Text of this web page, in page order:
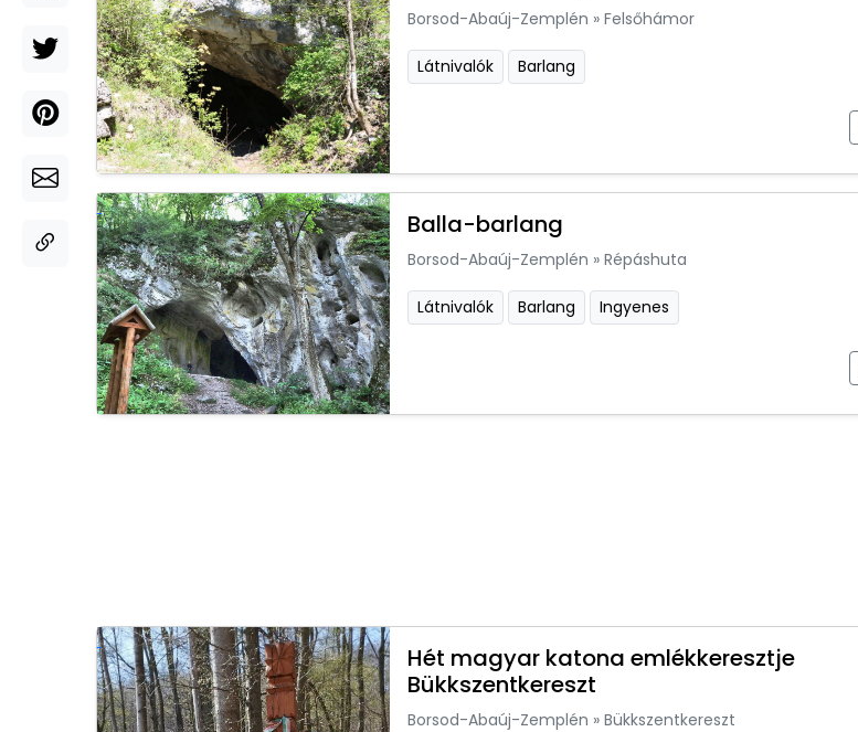
Borsod-Abaúj-Zemplén » Felsőhámor
Látnivalók Barlang
Balla-barlang
Borsod-Abaúj-Zemplén » Répáshuta
Látnivalók Barlang Ingyenes
Hét magyar katona emlékkeresztje
Bükkszentkereszt
Borsod-Abaúj-Zemplén » Bükkszentkereszt